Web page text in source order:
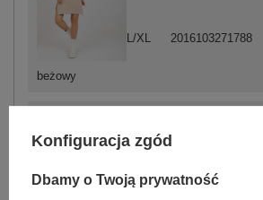
beżowy
L/XL 2016103271788
S/M 2016102833765
Konfiguracja zgód
Dbamy o Twoją prywatność